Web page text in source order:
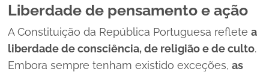
Liberdade de pensamento e ação
A Constituição da República Portuguesa reflete a
liberdade de consciência, de religião e de culto.
Embora sempre tenham existido exceções, as